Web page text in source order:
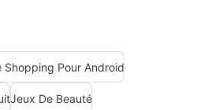
Shopping Pour Android
Jeux De Beauté